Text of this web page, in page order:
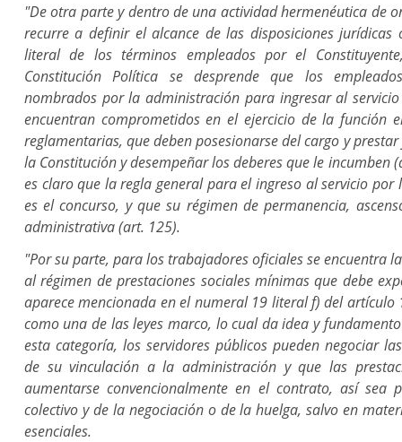
"De otra parte y dentro de una actividad hermenéutica de
recurre a definir el alcance de las disposiciones jurídicas
literal de los términos empleados por el
Constitución Política se desprende que los
nombrados por la administración para ingresar al
encuentran comprometidos en el ejercicio de la función
reglamentarias, que deben posesionarse del cargo y
la Constitución y desempeñar los deberes que le incumben
es claro que la regla general para el ingreso al servicio por
es el concurso, y que su régimen de permanencia,
administrativa (art. 125).
"Por su parte, para los trabajadores oficiales se encuentra
al régimen de prestaciones sociales mínimas que debe
aparece mencionada en el numeral 19 literal f) del artículo
como una de las leyes marco, lo cual da idea y
esta categoría, los servidores públicos pueden negociar
de su vinculación a la administración y que las
aumentarse convencionalmente en el contrato, así sea
colectivo y de la negociación o de la huelga, salvo en
esenciales.